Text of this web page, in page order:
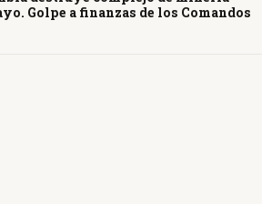
Golpe a finanzas de los Comandos